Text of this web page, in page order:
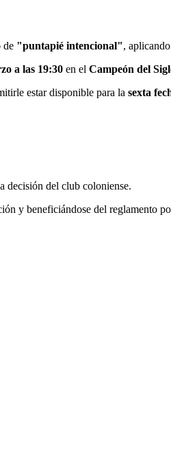
de "puntapié intencional",
a las 19:30 en el Campeón del
estar disponible para la sexta
decisión del club coloniense.
y beneficiándose del reglamento